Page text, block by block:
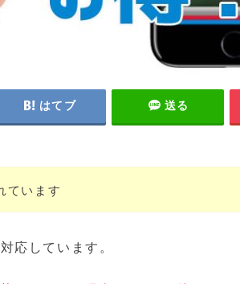
はてブ 送る
ています
応しています。